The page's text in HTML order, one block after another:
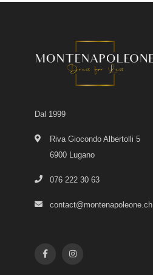
Dal 1999
Riva Giocondo Albertolli 5
6900 Lugano
076 222 30 63
contact@montenapoleone.ch